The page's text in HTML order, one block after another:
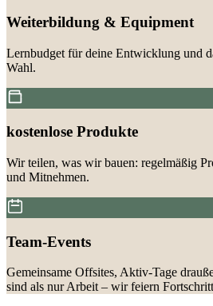
Weiterbildung & Equipment
Lernbudget für deine Entwicklung und
Wahl.
kostenlose Produkte
Wir teilen, was wir bauen: regelmäßig
und Mitnehmen.
Team-Events
Gemeinsame Offsites, Aktiv-Tage
sind als nur Arbeit – wir feiern